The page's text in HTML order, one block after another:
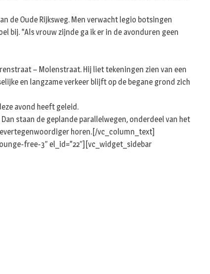
de Oude Rijksweg. Men verwacht legio botsingen
bij. “Als vrouw zijnde ga ik er in de avonduren geen
– Molenstraat. Hij liet tekeningen zien van een
en langzame verkeer blijft op de begane grond zich
avond heeft geleid.
staan de geplande parallelwegen, onderdeel van het
horen.[/vc_column_text]
free-3″ el_id=”22″][vc_widget_sidebar